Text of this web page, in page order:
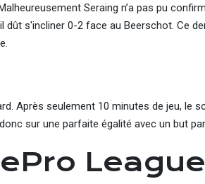
Seraing n’a pas pu
dût s'incliner 0-2 face au Beerschot. Ce
Après seulement 10 minutes de jeu, le
sur une parfaite égalité avec un but
League